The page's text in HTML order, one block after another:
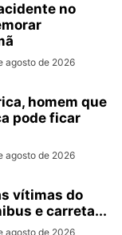
no
agosto de 2026
homem que
pode ficar
agosto de 2026
vítimas do
e carreta...
agosto de 2026